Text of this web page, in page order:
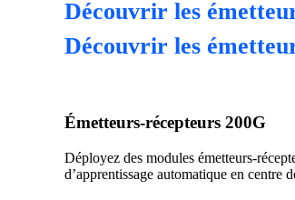
Découvrir les
Découvrir les
Émetteurs-récepteurs 200G
Déployez des modules émetteurs-
d’apprentissage automatique en centre